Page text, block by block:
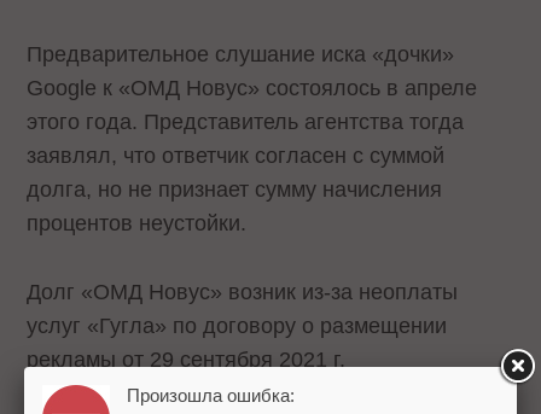
Предварительное слушание иска «дочки»
Google к «ОМД Новус» состоялось в апреле
этого года. Представитель агентства тогда
заявлял, что ответчик согласен с суммой
долга, но не признает сумму начисления
процентов неустойки.
Долг «ОМД Новус» возник из-за неоплаты
услуг «Гугла» по договору о размещении
рекламы от 29 сентября 2021 г.
Произошла ошибка: